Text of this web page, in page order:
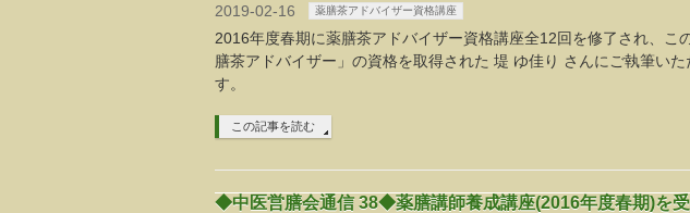
2019-02-16 薬膳茶アドバイザー資格講座
2016年度春期に薬膳茶アドバイザー資格講座全12回を修了され、こ
膳茶アドバイザー」の資格を取得された 堤 ゆ佳り さんにご執筆い
す。
この記事を読む
◆中医営膳会通信 38◆薬膳講師養成講座(2016年度春期)を